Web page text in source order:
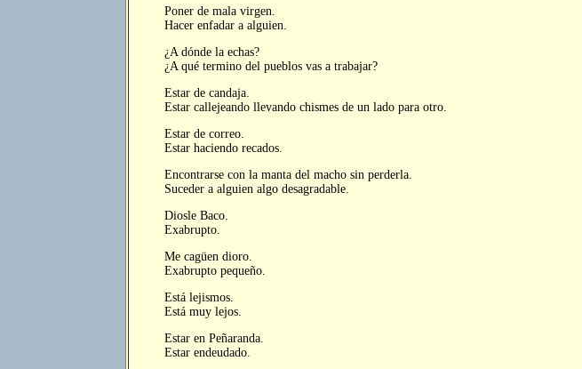
Poner de mala virgen.
Hacer enfadar a alguien.
¿A dónde la echas?
¿A qué termino del pueblos vas a trabajar?
Estar de candaja.
Estar callejeando llevando chismes de un lado para otro.
Estar de correo.
Estar haciendo recados.
Encontrarse con la manta del macho sin perderla.
Suceder a alguien algo desagradable.
Diosle Baco.
Exabrupto.
Me cagüen dioro.
Exabrupto pequeño.
Está lejismos.
Está muy lejos.
Estar en Peñaranda.
Estar endeudado.